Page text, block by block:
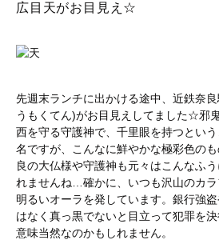
広目天がお目見え☆
先週末ランチに出かける途中、近鉄奈
うもくてん)がお目見えしてました☆邪
西を守る守護神で、千里眼を持つとい
名ですが、こんなに鮮やかな極彩色の
良の大仏様や守護神も元々はこんなふ
れませんね…確かに、いつも沢山のカ
明るいオーラを発しています。銀行強
はなく真っ黒でないと目立って犯罪を
意味当然なのかもしれません。